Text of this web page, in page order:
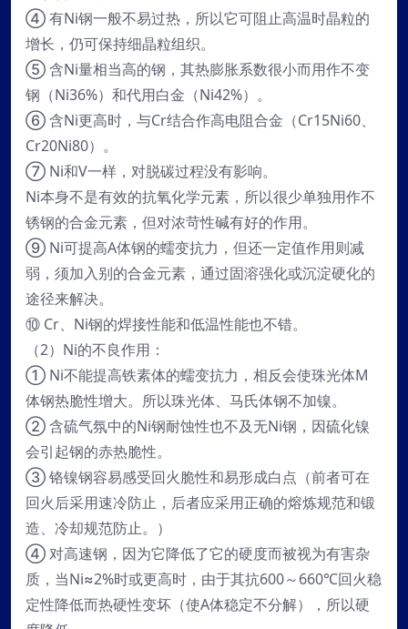
④ 有Ni钢一般不易过热，所以它可阻止高温时晶粒的
增长，仍可保持细晶粒组织。
⑤ 含Ni量相当高的钢，其热膨胀系数很小而用作不变
钢（Ni36%）和代用白金（Ni42%）。
⑥ 含Ni更高时，与Cr结合作高电阻合金（Cr15Ni60、
Cr20Ni80）。
⑦ Ni和V一样，对脱碳过程没有影响。
Ni本身不是有效的抗氧化学元素，所以很少单独用作不
锈钢的合金元素，但对浓苛性碱有好的作用。
⑨ Ni可提高A体钢的蠕变抗力，但还一定值作用则减
弱，须加入别的合金元素，通过固溶强化或沉淀硬化的
途径来解决。
⑩ Cr、Ni钢的焊接性能和低温性能也不错。
（2）Ni的不良作用：
① Ni不能提高铁素体的蠕变抗力，相反会使珠光体M
体钢热脆性增大。所以珠光体、马氏体钢不加镍。
② 含硫气氛中的Ni钢耐蚀性也不及无Ni钢，因硫化镍
会引起钢的赤热脆性。
③ 铬镍钢容易感受回火脆性和易形成白点（前者可在
回火后采用速冷防止，后者应采用正确的熔炼规范和锻
造、冷却规范防止。）
④ 对高速钢，因为它降低了它的硬度而被视为有害杂
质，当Ni≈2%时或更高时，由于其抗600～660℃回火稳
定性降低而热硬性变坏（使A体稳定不分解），所以硬